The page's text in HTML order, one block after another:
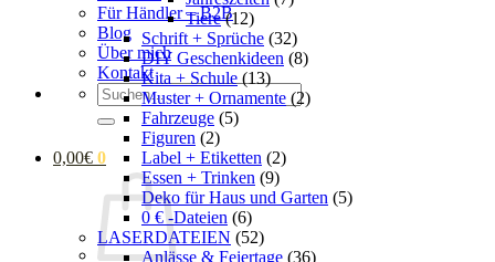
Für Händler – B2B
Blog
Über mich
Kontakt
Suchen
nach:
0,00€ 0
Tiere (12)
Schrift + Sprüche (32)
DIY Geschenkideen (8)
Kita + Schule (13)
Muster + Ornamente (2)
Fahrzeuge (5)
Figuren (2)
Label + Etiketten (2)
Essen + Trinken (9)
Deko für Haus und Garten (5)
0 € -Dateien (6)
LASERDATEIEN (52)
Anlässe & Feiertage (36)